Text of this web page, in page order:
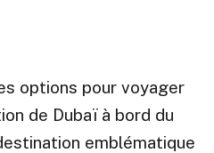
options pour voyager
de Dubaï à bord du
emblématique